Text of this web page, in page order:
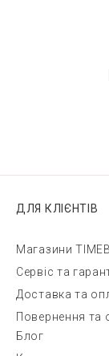
ДЛЯ КЛІЄНТІВ
Магазини
Сервіс та
Доставка та
Повернення та
Блог